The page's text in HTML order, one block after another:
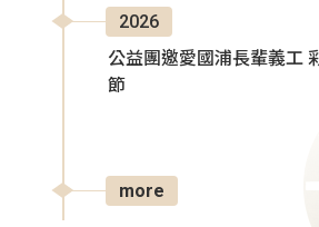
2026
公益團邀愛國浦長輩義工
節
more